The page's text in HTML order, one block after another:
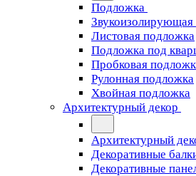
Подложка
Листовая подложка
Подложка под
Пробковая
Рулонная подложка
Хвойная подложка
Архитектурный декор
Архитектурный
Декоративные
Декоративные